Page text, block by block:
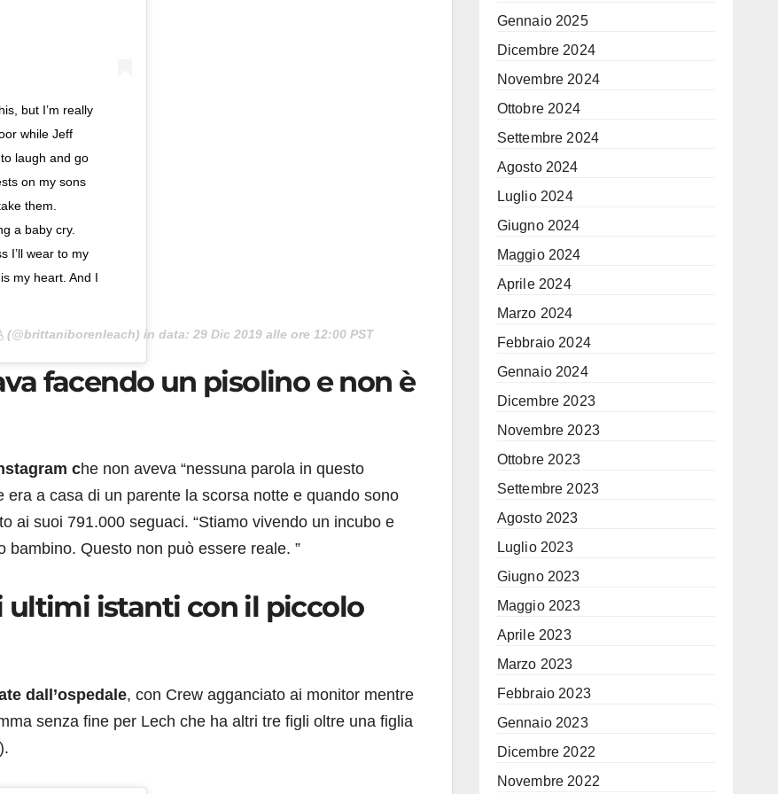
but I’m really
while Jeff
laugh and go
on my sons
them.
a baby cry.
I’ll wear to my
my heart. And I
(@brittaniborenleach) in data: 29 Dic 2019 alle ore 12:00 PST
facendo un pisolino e non è
che non aveva “nessuna parola in questo
era a casa di un parente la scorsa notte e quando sono
ai suoi 791.000 seguaci. “Stiamo vivendo un incubo e
Questo non può essere reale. ”
ultimi istanti con il piccolo
dall’ospedale, con Crew agganciato ai monitor mentre
senza fine per Lech che ha altri tre figli oltre una figlia
Gennaio 2025
Dicembre 2024
Novembre 2024
Ottobre 2024
Settembre 2024
Agosto 2024
Luglio 2024
Giugno 2024
Maggio 2024
Aprile 2024
Marzo 2024
Febbraio 2024
Gennaio 2024
Dicembre 2023
Novembre 2023
Ottobre 2023
Settembre 2023
Agosto 2023
Luglio 2023
Giugno 2023
Maggio 2023
Aprile 2023
Marzo 2023
Febbraio 2023
Gennaio 2023
Dicembre 2022
Novembre 2022